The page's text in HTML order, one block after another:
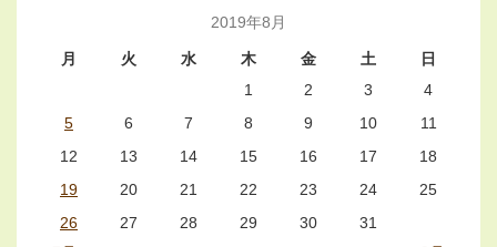
2019年8月
月 火 水 木 金 土 日
1 2 3
4
5
6 7 8 9 10
11
12
13 14 15 16 17
18
19
20 21 22 23 24
25
26
27 28 29 30 31